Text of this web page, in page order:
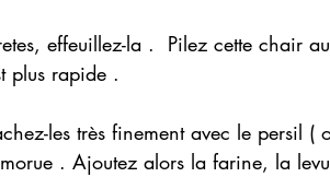
effeuillez-la .  Pilez cette chair
plus rapide .
les très finement avec le persil (
. Ajoutez alors la farine, la